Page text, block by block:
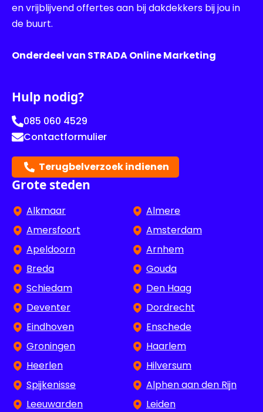
en vrijblijvend offertes aan bij dakdekkers bij jou in
de buurt.
Onderdeel van STRADA Online Marketing
Hulp nodig?
085 060 4529
Contactformulier
Terugbelverzoek indienen
Grote steden
Alkmaar
Almere
Amersfoort
Amsterdam
Apeldoorn
Arnhem
Breda
Gouda
Schiedam
Den Haag
Deventer
Dordrecht
Eindhoven
Enschede
Groningen
Haarlem
Heerlen
Hilversum
Spijkenisse
Alphen aan den Rijn
Leeuwarden
Leiden